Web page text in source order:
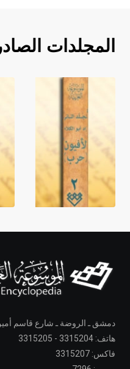
المجلدات
دمشق ـ الروضة ـ شارع قاسم أمين
هاتف: 3315204 - 3315205
فاكس: 3315207